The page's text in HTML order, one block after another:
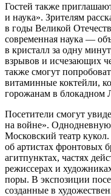
Гостей также
и наука». Зрителям
в годы Великой
современная наука —
в кристалл за одну
взрывов и исчезающих
также смогут
витаминные коктейли,
горожанам в блокадном
Посетители смогут
на войне».
Московский театр
об артистах фронтовых
агитпунктах, частях
режиссерах и
поры. В экспозиции
созданные в